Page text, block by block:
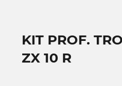
KIT PROF.
ZX 10 R